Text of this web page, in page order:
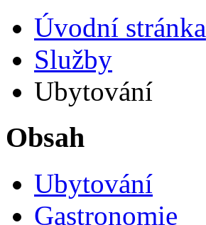
Úvodní stránka
Služby
Ubytování
Obsah
Ubytování
Gastronomie